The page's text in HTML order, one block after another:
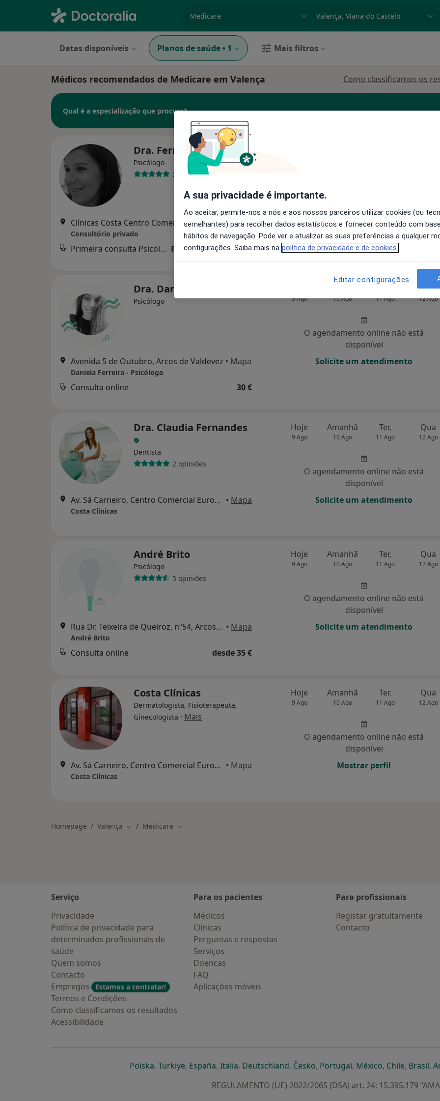
Datas disponíveis Planos de saúde • 1 Mais filtros
Médicos recomendados de Medicare em Valença Como classificamos os
Qual é a especialização que procura?
Dra. Fernanda Afonso
Psicólogo
3 opiniões
Clínicas Costa Centro Comercial Europa, 1º (edifício rosa, ao lado do campo da feira, entrada pelo exterior) , Valença• Mapa
Consultório privado
Primeira consulta Psicologia Preço não disponível
O agendamento online não está
Solicite um atendimento
Dra. Daniela Ferreira
Psicólogo
Avenida 5 de Outubro, Arcos de Valdevez • Mapa
Daniela Ferreira - Psicóloga
Consulta online 30 €
9 Ago 10 Ago 11 Ago
Qua
12 Ago
O agendamento online não está
disponível
Solicite um atendimento
Dra. Claudia Fernandes
Dentista
2 opiniões
Av. Sá Carneiro, Centro Comercial Europa, 1º Andar Loja 23, Valença • Mapa
Costa Clínicas
Hoje
9 Ago
Amanhã
10 Ago
Ter,
11 Ago
Qua
12 Ago
O agendamento online não está
disponível
Solicite um atendimento
André Brito
Psicólogo
5 opiniões
Rua Dr. Teixeira de Queiroz, nº54, Arcos de Valdevez • Mapa
André Brito
Consulta online desde 35 €
Hoje
9 Ago
Amanhã
10 Ago
Ter,
11 Ago
Qua
12 Ago
O agendamento online não está
disponível
Solicite um atendimento
Costa Clínicas
Dermatologista, Fisioterapeuta,
Ginecologista · Mais
Av. Sá Carneiro, Centro Comercial Europa, 1º Andar Loja 23, Valença • Mapa
Costa Clínicas
Hoje
9 Ago
Amanhã
10 Ago
Ter,
11 Ago
Qua
12 Ago
O agendamento online não está
disponível
Mostrar perfil
Homepage Valença Mudar de cidade
Medicare Mudar de cidade
Serviço
Privacidade
Política de privacidade para
determinados profissionais de
saúde
Quem somos
Contacto
Empregos
Estamos a contratar!
Termos e Condições
Como classificamos os resultados
Acessibilidade
Para os pacientes
Médicos
Clínicas
Perguntas e respostas
Serviços
Doencas
FAQ
Aplicações móveis
Para profissionais
Registar gratuitamente
Contacto
Polskaabre num novo separador
, Türkiyeabre num novo separador
, Españaabre num novo separador
, Italiaabre num novo separador
, Deutschlandabre num novo separador
, Českoabre num novo separador
, Portugalabre num novo
, Méxicoabre num
, Chileabre
, Brasil,
REGULAMENTO (UE) 2022/2065 (DSA) art. 24: 15.395.179
A sua privacidade é importante.
Ao aceitar, permite-nos a nós e aos nossos parceiros utilizar cookies (ou
semelhantes) para recolher dados estatísticos e fornecer conteúdo com
hábitos de navegação. Pode ver e atualizar as suas preferências a qualquer
configurações. Saiba mais na política de privacidade e de cookies.
Editar configurações